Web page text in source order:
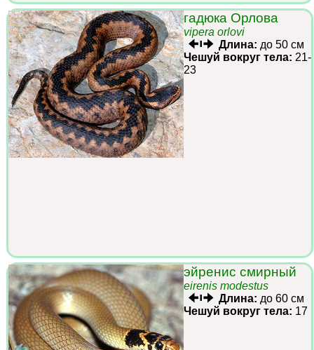
гадюка Орлова
vipera orlovi
Длина: до 50 см
Чешуй вокруг тела: 21-
23
эйренис смирный
eirenis modestus
Длина: до 60 см
Чешуй вокруг тела: 17